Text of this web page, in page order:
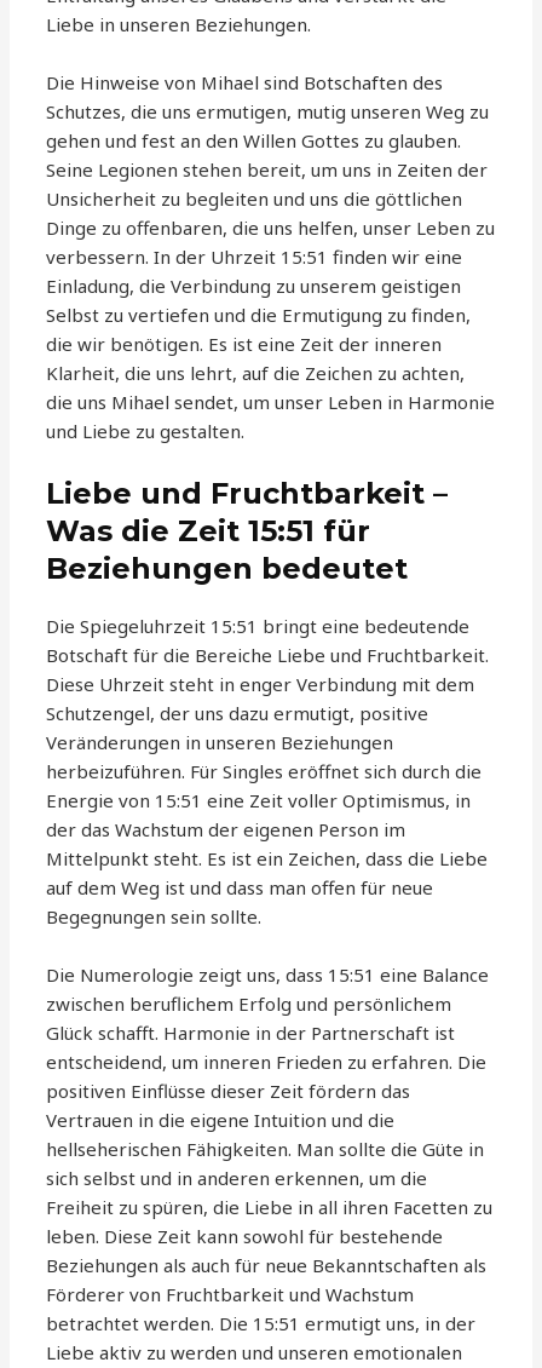
Liebe in unseren Beziehungen.
Die Hinweise von Mihael sind Botschaften des
Schutzes, die uns ermutigen, mutig unseren Weg zu
gehen und fest an den Willen Gottes zu glauben.
Seine Legionen stehen bereit, um uns in Zeiten der
Unsicherheit zu begleiten und uns die göttlichen
Dinge zu offenbaren, die uns helfen, unser Leben zu
verbessern. In der Uhrzeit 15:51 finden wir eine
Einladung, die Verbindung zu unserem geistigen
Selbst zu vertiefen und die Ermutigung zu finden,
die wir benötigen. Es ist eine Zeit der inneren
Klarheit, die uns lehrt, auf die Zeichen zu achten,
die uns Mihael sendet, um unser Leben in Harmonie
und Liebe zu gestalten.
Liebe und Fruchtbarkeit –
Was die Zeit 15:51 für
Beziehungen bedeutet
Die Spiegeluhrzeit 15:51 bringt eine bedeutende
Botschaft für die Bereiche Liebe und Fruchtbarkeit.
Diese Uhrzeit steht in enger Verbindung mit dem
Schutzengel, der uns dazu ermutigt, positive
Veränderungen in unseren Beziehungen
herbeizuführen. Für Singles eröffnet sich durch die
Energie von 15:51 eine Zeit voller Optimismus, in
der das Wachstum der eigenen Person im
Mittelpunkt steht. Es ist ein Zeichen, dass die Liebe
auf dem Weg ist und dass man offen für neue
Begegnungen sein sollte.
Die Numerologie zeigt uns, dass 15:51 eine Balance
zwischen beruflichem Erfolg und persönlichem
Glück schafft. Harmonie in der Partnerschaft ist
entscheidend, um inneren Frieden zu erfahren. Die
positiven Einflüsse dieser Zeit fördern das
Vertrauen in die eigene Intuition und die
hellseherischen Fähigkeiten. Man sollte die Güte in
sich selbst und in anderen erkennen, um die
Freiheit zu spüren, die Liebe in all ihren Facetten zu
leben. Diese Zeit kann sowohl für bestehende
Beziehungen als auch für neue Bekanntschaften als
Förderer von Fruchtbarkeit und Wachstum
betrachtet werden. Die 15:51 ermutigt uns, in der
Liebe aktiv zu werden und unseren emotionalen